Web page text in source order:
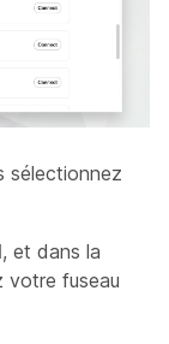
sélectionnez
, et dans la
votre fuseau